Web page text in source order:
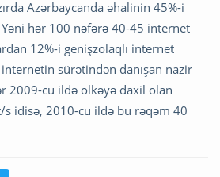
Azərbaycanda əhalinin 45%-i
hər 100 nəfərə 40-45 internet
12%-i genişzolaqlı internet
sürətindən danışan nazir
2009-cu ildə ölkəyə daxil olan
idisə, 2010-cu ildə bu rəqəm 40